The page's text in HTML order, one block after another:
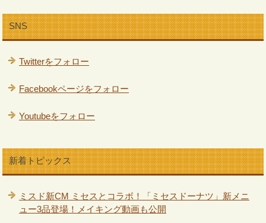
SNS
Twitterをフォロー
Facebookページをフォロー
Youtubeをフォロー
新着トピックス
ミスド新CM ミセスとコラボ！「ミセスドーナツ」新メニ
ュー3品登場！メイキング動画も公開